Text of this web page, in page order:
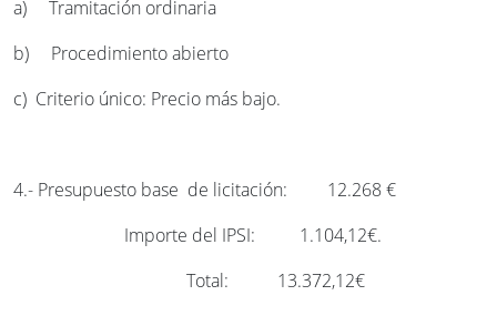
a) Tramitación ordinaria
b) Procedimiento abierto
c) Criterio único: Precio más bajo.
4.- Presupuesto base de licitación: 12.268 €
Importe del IPSI: 1.104,12€.
Total: 13.372,12€